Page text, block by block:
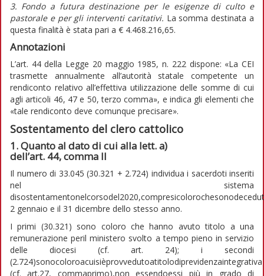
3. Fondo a futura destinazione per le esigenze di culto e
pastorale e per gli interventi caritativi. La somma destinata a
questa finalità è stata pari a € 4.468.216,65.
Annotazioni
L’art. 44 della Legge 20 maggio 1985, n. 222 dispone: «La CEI
trasmette annualmente all’autorità statale competente un
rendiconto relativo all’effettiva utilizzazione delle somme di cui
agli articoli 46, 47 e 50, terzo comma», e indica gli elementi che
«tale rendiconto deve comunque precisare».
Sostentamento del clero cattolico
1. Quanto al dato di cui alla lett. a)
dell’art. 44, comma II
Il numero di 33.045 (30.321 + 2.724) individua i sacerdoti inseriti
nel sistema
2 gennaio e il 31 dicembre dello stesso anno.
I primi (30.321) sono coloro che hanno avuto titolo a una
remunerazione peril ministero svolto a tempo pieno in servizio
delle diocesi (cf. art. 24); i secondi
(2.724)sonocoloroacuisièprovvedutoatitolodiprevidenzaintegrativa
(cf. art.27, commaprimo),non essendoessi più in grado di